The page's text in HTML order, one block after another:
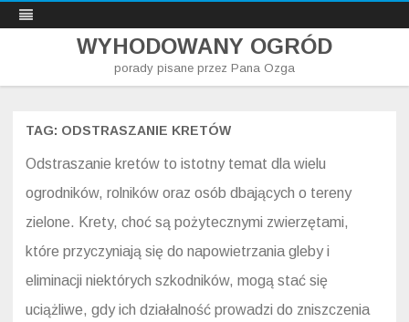
WYHODOWANY OGRÓD
porady pisane przez Pana Ozga
Skip
TAG: ODSTRASZANIE KRETÓW
Odstraszanie kretów to istotny temat dla wielu
ogrodników, rolników oraz osób dbających o tereny
zielone. Krety, choć są pożytecznymi zwierzętami,
które przyczyniają się do napowietrzania gleby i
eliminacji niektórych szkodników, mogą stać się
uciążliwe, gdy ich działalność prowadzi do zniszczenia